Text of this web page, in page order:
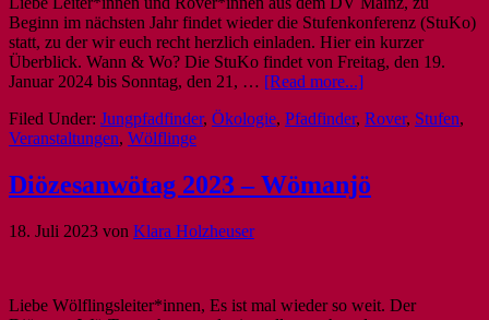
Beginn im nächsten Jahr findet wieder die Stufenkonferenz (StuKo)
statt, zu der wir euch recht herzlich einladen. Hier ein kurzer
Überblick. Wann & Wo? Die StuKo findet von Freitag, den 19.
Januar 2024 bis Sonntag, den 21, … [Read more...]
Filed Under: Jungpfadfinder, Ökologie, Pfadfinder, Rover, Stufen,
Veranstaltungen, Wölflinge
Diözesanwötag 2023 – Wömanjö
18. Juli 2023 von Klara Holzheuser
Liebe Wölflingsleiter*innen, Es ist mal wieder so weit. Der